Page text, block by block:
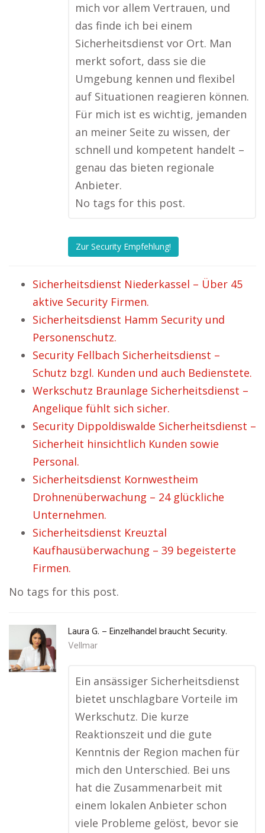
mich vor allem Vertrauen, und
das finde ich bei einem
Sicherheitsdienst vor Ort. Man
merkt sofort, dass sie die
Umgebung kennen und flexibel
auf Situationen reagieren können.
Für mich ist es wichtig, jemanden
an meiner Seite zu wissen, der
schnell und kompetent handelt –
genau das bieten regionale
Anbieter.
No tags for this post.
Zur Security Empfehlung!
Sicherheitsdienst Niederkassel – Über 45
aktive Security Firmen.
Sicherheitsdienst Hamm Security und
Personenschutz.
Security Fellbach Sicherheitsdienst –
Schutz bzgl. Kunden und auch Bedienstete.
Werkschutz Braunlage Sicherheitsdienst –
Angelique fühlt sich sicher.
Security Dippoldiswalde Sicherheitsdienst –
Sicherheit hinsichtlich Kunden sowie
Personal.
Sicherheitsdienst Kornwestheim
Drohnenüberwachung – 24 glückliche
Unternehmen.
Sicherheitsdienst Kreuztal
Kaufhausüberwachung – 39 begeisterte
Firmen.
No tags for this post.
Laura G. – Einzelhandel braucht Security.
Vellmar
Ein ansässiger Sicherheitsdienst
bietet unschlagbare Vorteile im
Werkschutz. Die kurze
Reaktionszeit und die gute
Kenntnis der Region machen für
mich den Unterschied. Bei uns
hat die Zusammenarbeit mit
einem lokalen Anbieter schon
viele Probleme gelöst, bevor sie